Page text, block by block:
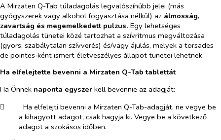
A Mirzaten Q-Tab túladagolás legvalószínűbb jelei (más
gyógyszerek vagy alkohol fogyasztása nélkül) az álmosság,
zavartság és megemelkedett pulzus. Egy lehetséges
túladagolás tünetei közé tartozhat a szívritmus megváltozása
(gyors, szabálytalan szívverés) és/vagy ájulás, melyek a torsades
de pointes‑ként ismert életveszélyes állapot tünetei lehetnek.
Ha elfelejtette bevenni a Mirzaten Q-Tab tablettát
Ha Önnek naponta egyszer kell bevennie az adagját:
​
Ha elfelejti bevenni a Mirzaten Q-Tab-adagját, ne vegye be
a kihagyott adagot, csak hagyja ki. Vegye be a következő
adagot a szokásos időben.